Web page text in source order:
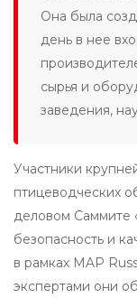
Она была
день в нее
сырья и
заведения,
Участники
птицеводческих
деловом Саммите
безопасность и
в рамках MAP
экспертами они